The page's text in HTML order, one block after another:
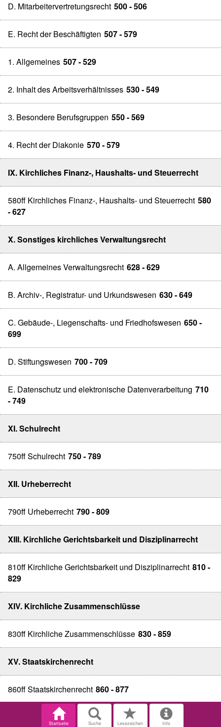
D. Mitarbeitervertretungsrecht 500 - 506
E. Recht der Beschäftigten 507 - 579
1. Allgemeines 507 - 529
2. Inhalt des Arbeitsverhältnisses 530 - 549
3. Besondere Berufsgruppen 550 - 569
4. Recht der Diakonie 570 - 579
IX. Kirchliches Finanz-, Haushalts- und Steuerrecht
580ff Kirchliches Finanz-, Haushalts- und Steuerrecht 580
- 627
X. Sonstiges kirchliches Verwaltungsrecht
A. Allgemeines Verwaltungsrecht 628 - 629
B. Archiv-, Registratur- und Urkundswesen 630 - 649
C. Gebäude-, Liegenschafts- und Friedhofswesen 650 -
699
D. Stiftungswesen 700 - 709
E. Datenschutz und elektronische Datenverarbeitung 710
- 749
XI. Schulrecht
750ff Schulrecht 750 - 789
XII. Urheberrecht
790ff Urheberrecht 790 - 809
XIII. Kirchliche Gerichtsbarkeit und Disziplinarrecht
810ff Kirchliche Gerichtsbarkeit und Disziplinarrecht 810 -
829
XIV. Kirchliche Zusammenschlüsse
830ff Kirchliche Zusammenschlüsse 830 - 859
XV. Staatskirchenrecht
860ff Staatskirchenrecht 860 - 877
Startseite Suche Lesezeichen Info